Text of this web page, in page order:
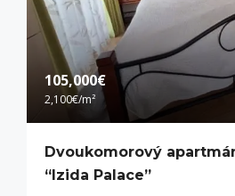
105,000€
2,100€/m²
Dvoukomorový
“Izida Palace”